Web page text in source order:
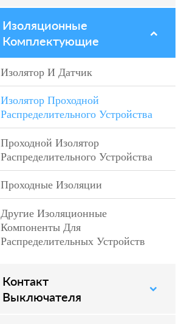
Изоляционные
Комплектующие
–
Изолятор И Датчик
–
Изолятор Проходной
Распределительного Устройства
–
Проходной Изолятор
Распределительного Устройства
–
Проходные Изоляции
–
Другие Изоляционные
Компоненты Для
Распределительных Устройств
–
Контакт
Выключателя
–